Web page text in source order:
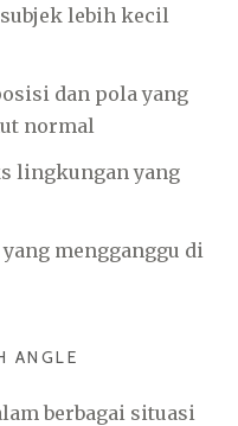
lebih kecil
dan pola yang
normal
lingkungan yang
mengganggu di
ANGLE
berbagai situasi